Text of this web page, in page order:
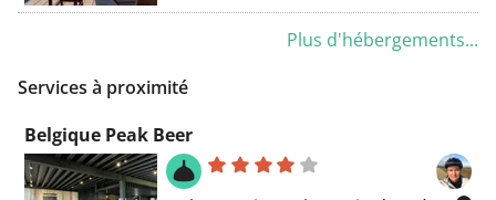
l'établissement Le Mont Rigi
propose un jardin, un parking privé
terrasse.
Plus d'hébergements...
Services à proximité
Belgique Peak Beer